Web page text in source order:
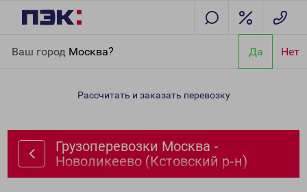
Ваш город Москва? Да Нет
(Кстовский р-н)
Рассчитать и заказать перевозку
Грузоперевозки Москва -
Новоликеево (Кстовский р-н)